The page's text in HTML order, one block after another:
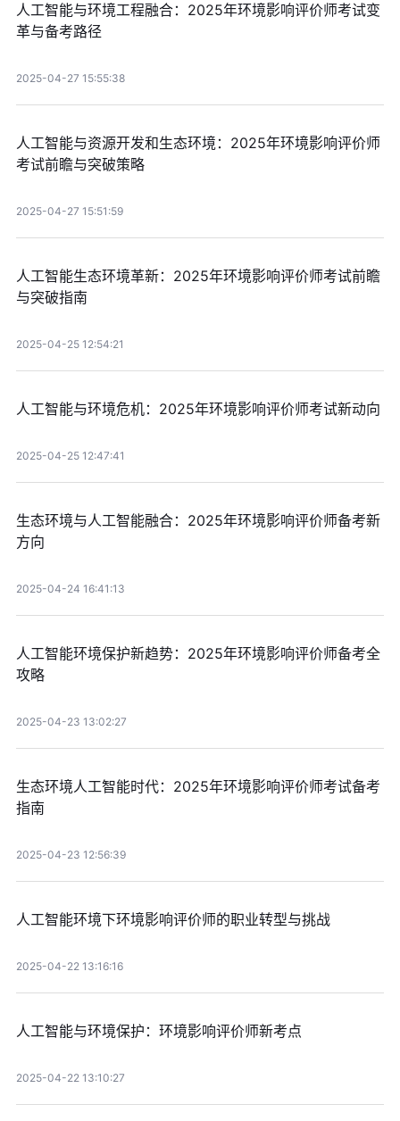
人工智能与环境工程融合：2025年环境影响评价师考试变
革与备考路径
2025-04-27 15:55:38
人工智能与资源开发和生态环境：2025年环境影响评价师
考试前瞻与突破策略
2025-04-27 15:51:59
人工智能生态环境革新：2025年环境影响评价师考试前瞻
与突破指南
2025-04-25 12:54:21
人工智能与环境危机：2025年环境影响评价师考试新动向
2025-04-25 12:47:41
生态环境与人工智能融合：2025年环境影响评价师备考新
方向
2025-04-24 16:41:13
人工智能环境保护新趋势：2025年环境影响评价师备考全
攻略
2025-04-23 13:02:27
生态环境人工智能时代：2025年环境影响评价师考试备考
指南
2025-04-23 12:56:39
人工智能环境下环境影响评价师的职业转型与挑战
2025-04-22 13:16:16
人工智能与环境保护：环境影响评价师新考点
2025-04-22 13:10:27